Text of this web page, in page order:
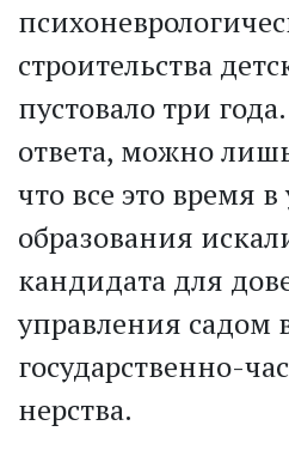
строительства
пустовало три
ответа, можно
что все это время
образования
кандидата для
управления садом
государственно-
нерства.